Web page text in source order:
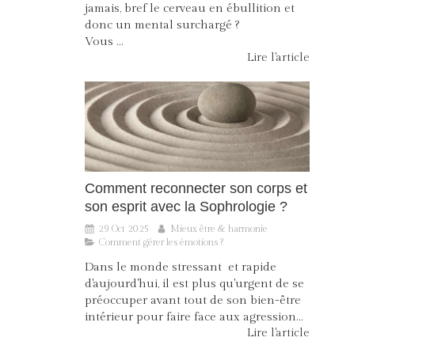
jamais, bref le cerveau en ébullition et
donc un mental surchargé ?
Vous ...
Lire l'article
Comment reconnecter son corps et
son esprit avec la Sophrologie ?
29 Oct 2025
Mieux être & harmonie
Comment gérer les émotions ?
Dans le monde stressant et rapide
d'aujourd'hui, il est plus qu'urgent de se
préoccuper avant tout de son bien-être
intérieur pour faire face aux agression...
Lire l'article